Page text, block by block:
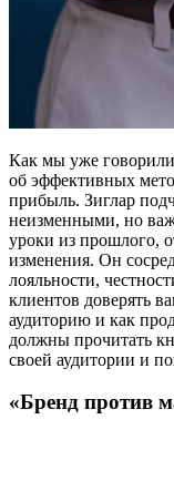
Как мы уже
об эффективных
прибыль. Зиглар
неизменными, но
уроки из прошлого,
изменения. Он
лояльности,
клиентов доверять
аудиторию и как
должны прочитать
своей аудитории и
«Бренд против